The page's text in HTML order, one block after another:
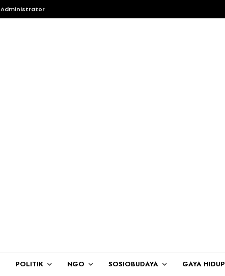
Administrator
POLITIK NGO SOSIOBUDAYA GAYA HIDUP